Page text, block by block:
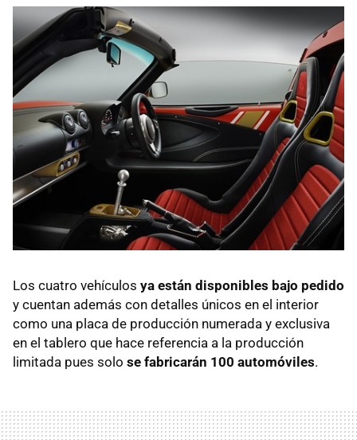
Los cuatro vehículos ya están disponibles bajo pedido
y cuentan además con detalles únicos en el interior
como una placa de producción numerada y exclusiva
en el tablero que hace referencia a la producción
limitada pues solo se fabricarán 100 automóviles.